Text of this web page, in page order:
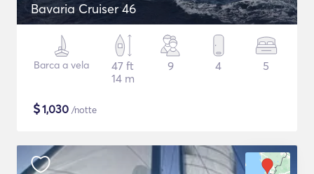
Bavaria Cruiser 46
Barca a vela
47 ft
14 m
9 4 5
$1,030 /notte